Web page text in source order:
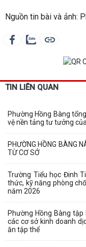
Nguồn tin bài và ảnh:
TIN LIÊN QUAN
Phường Hồng Bàng
vệ nền tảng tư tưởng
PHƯỜNG HỒNG BÀNG
TỪ CƠ SỞ
Trường Tiểu học Đinh
thức, kỹ năng phòng
năm 2026
Phường Hồng Bàng
các cơ sở kinh doanh
ăn tập thể